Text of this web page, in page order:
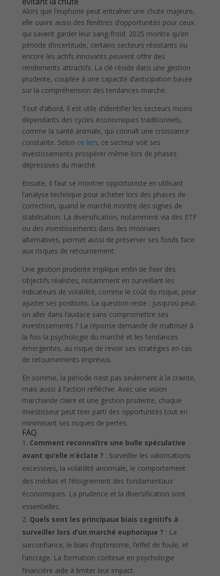
Alors que l’euphorie peut entraîner une chute majeure,
elle ouvre aussi des fenêtres d’opportunités pour ceux
qui savent garder leur sang-froid. 2025 montre qu’en
période d’incertitude, certains secteurs résistants ou
encore les actifs innovants peuvent offrir des
rendements attractifs. La clé réside dans une gestion
prudente, couplée à une capacité d’anticipation basée
sur la compréhension des tendances marché.
Tout d’abord, il est utile d’identifier les secteurs moins
dépendants des cycles économiques traditionnels,
comme la santé animale, qui connaît une croissance
constante. Selon ce lien, ce secteur voit ses
investissements prospérer même lors de phases
dépressives du marché.
Ensuite, il faut se montrer opportuniste en utilisant
l’analyse technique pour acheter lors des phases de
correction, quand le marché montre des signes de
stabilisation. La diversification, notamment via des ETF
ou des investissements dans des monnaies
alternatives, permet aussi de préserver ses fonds face
aux risques de retournement.
Une gestion prudente implique enfin de fixer des
objectifs réalistes, notamment en surveillant les
indicateurs de volatilité, comme le coût du risque, pour
ajuster ses positions. La question reste : jusqu’où peut-
on aller dans l’audace sans compromettre ses
investissements ? La réponse demande de maîtriser à
la fois la psychologie du marché et les tendances
émergentes, au risque de revoir ses stratégies en cas
de retournements imprévus.
En somme, la période n’est pas seulement à la crainte,
mais aussi à l’action réfléchie. Avec une vision
marchande claire et une gestion prudente, chaque
investisseur peut tirer parti des opportunités tout en
minimisant ses risques de pertes.
FAQ
Comment reconnaître une bulle spéculative
avant qu’elle n’éclate ? : Surveiller les valorisations
excessives, la volatilité anormale, le comportement
des médias et l’éloignement des fondamentaux
économiques. La prudence et la diversification sont
essentielles.
Quels sont les principaux biais cognitifs à
surveiller lors d’un marché euphorique ? : La
surconfiance, le biais d’optimisme, l’effet de foule, et
l’ancrage. La formation continue en psychologie
financière aide à limiter leur impact.